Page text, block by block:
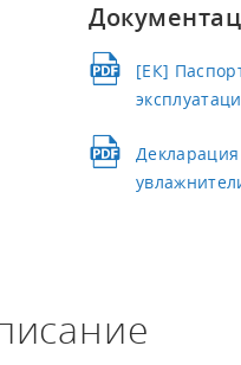
[ЕК]
Декларация